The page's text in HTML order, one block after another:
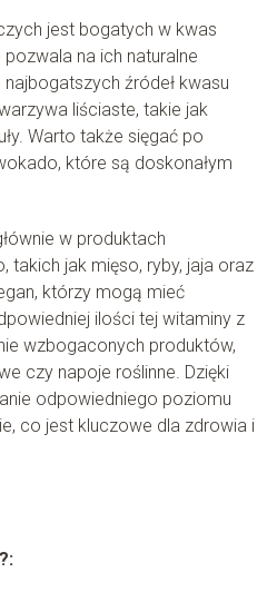
jest bogatych w kwas
na ich naturalne
źródeł kwasu
liściaste, takie jak
Warto także sięgać po
które są doskonałym
w produktach
takich jak mięso, ryby, jaja oraz
którzy mogą mieć
ilości tej witaminy z
wzbogaconych produktów,
czy napoje roślinne. Dzięki
odpowiedniego poziomu
co jest kluczowe dla zdrowia i